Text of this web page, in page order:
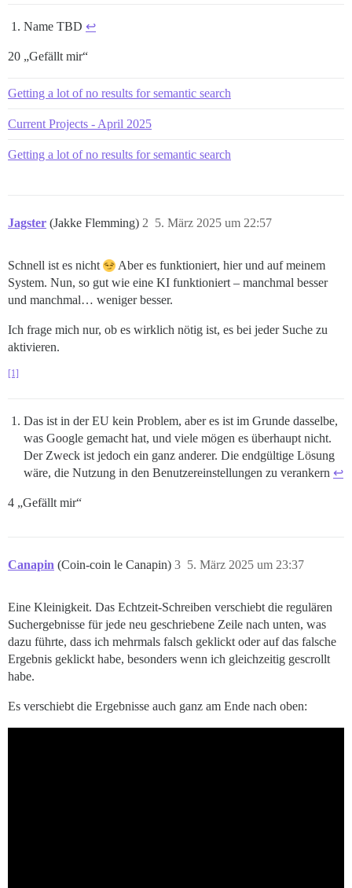
Name TBD ↩︎
20 „Gefällt mir“
Getting a lot of no results for semantic search
Current Projects - April 2025
Getting a lot of no results for semantic search
Jagster (Jakke Flemming) 5. März 2025 um 22:57
2
Schnell ist es nicht
Aber es funktioniert, hier und auf meinem
System. Nun, so gut wie eine KI funktioniert – manchmal besser
und manchmal… weniger besser.
Ich frage mich nur, ob es wirklich nötig ist, es bei jeder Suche zu
aktivieren.
[1]
Das ist in der EU kein Problem, aber es ist im Grunde dasselbe,
was Google gemacht hat, und viele mögen es überhaupt nicht.
Der Zweck ist jedoch ein ganz anderer. Die endgültige Lösung
wäre, die Nutzung in den Benutzereinstellungen zu verankern ↩︎
4 „Gefällt mir“
Canapin (Coin-coin le Canapin) 5. März 2025 um 23:37
3
Eine Kleinigkeit. Das Echtzeit-Schreiben verschiebt die regulären
Suchergebnisse für jede neu geschriebene Zeile nach unten, was
dazu führte, dass ich mehrmals falsch geklickt oder auf das falsche
Ergebnis geklickt habe, besonders wenn ich gleichzeitig gescrollt
habe.
Es verschiebt die Ergebnisse auch ganz am Ende nach oben: